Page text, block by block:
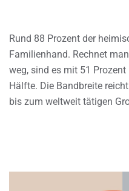
Rund 88 Prozent der
Familienhand. Rechnet
weg, sind es mit 51
Hälfte. Die Bandbreite
bis zum weltweit tätigen